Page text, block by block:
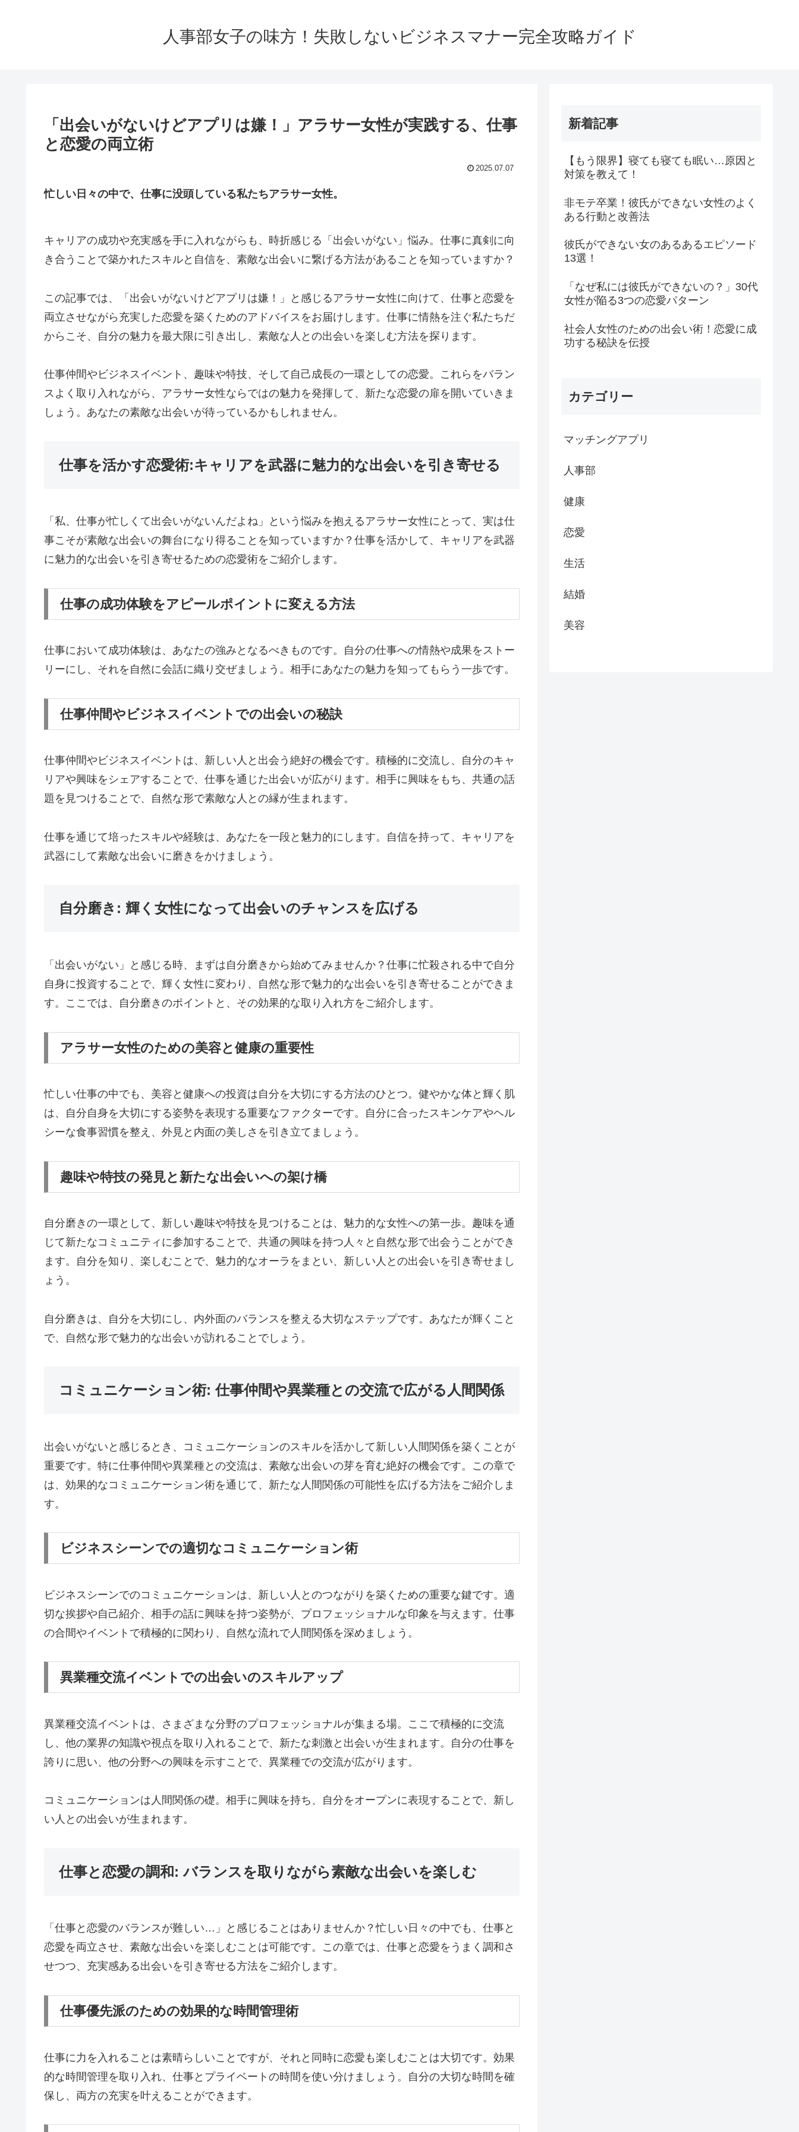
人事部女子の味方！失敗しないビジネスマナー完全攻略ガイド
「出会いがないけどアプリは嫌！」アラサー女性が実践する、仕事
と恋愛の両立術
2025.07.07
忙しい日々の中で、仕事に没頭している私たちアラサー女性。
キャリアの成功や充実感を手に入れながらも、時折感じる「出会いがない」悩み。仕事に真剣に向
き合うことで築かれたスキルと自信を、素敵な出会いに繋げる方法があることを知っていますか？
この記事では、「出会いがないけどアプリは嫌！」と感じるアラサー女性に向けて、仕事と恋愛を
両立させながら充実した恋愛を築くためのアドバイスをお届けします。仕事に情熱を注ぐ私たちだ
からこそ、自分の魅力を最大限に引き出し、素敵な人との出会いを楽しむ方法を探ります。
仕事仲間やビジネスイベント、趣味や特技、そして自己成長の一環としての恋愛。これらをバラン
スよく取り入れながら、アラサー女性ならではの魅力を発揮して、新たな恋愛の扉を開いていきま
しょう。あなたの素敵な出会いが待っているかもしれません。
仕事を活かす恋愛術:キャリアを武器に魅力的な出会いを引き寄せる
「私、仕事が忙しくて出会いがないんだよね」という悩みを抱えるアラサー女性にとって、実は仕
事こそが素敵な出会いの舞台になり得ることを知っていますか？仕事を活かして、キャリアを武器
に魅力的な出会いを引き寄せるための恋愛術をご紹介します。
仕事の成功体験をアピールポイントに変える方法
仕事において成功体験は、あなたの強みとなるべきものです。自分の仕事への情熱や成果をストー
リーにし、それを自然に会話に織り交ぜましょう。相手にあなたの魅力を知ってもらう一歩です。
仕事仲間やビジネスイベントでの出会いの秘訣
仕事仲間やビジネスイベントは、新しい人と出会う絶好の機会です。積極的に交流し、自分のキャ
リアや興味をシェアすることで、仕事を通じた出会いが広がります。相手に興味をもち、共通の話
題を見つけることで、自然な形で素敵な人との縁が生まれます。
仕事を通じて培ったスキルや経験は、あなたを一段と魅力的にします。自信を持って、キャリアを
武器にして素敵な出会いに磨きをかけましょう。
自分磨き: 輝く女性になって出会いのチャンスを広げる
「出会いがない」と感じる時、まずは自分磨きから始めてみませんか？仕事に忙殺される中で自分
自身に投資することで、輝く女性に変わり、自然な形で魅力的な出会いを引き寄せることができま
す。ここでは、自分磨きのポイントと、その効果的な取り入れ方をご紹介します。
アラサー女性のための美容と健康の重要性
忙しい仕事の中でも、美容と健康への投資は自分を大切にする方法のひとつ。健やかな体と輝く肌
は、自分自身を大切にする姿勢を表現する重要なファクターです。自分に合ったスキンケアやヘル
シーな食事習慣を整え、外見と内面の美しさを引き立てましょう。
趣味や特技の発見と新たな出会いへの架け橋
自分磨きの一環として、新しい趣味や特技を見つけることは、魅力的な女性への第一歩。趣味を通
じて新たなコミュニティに参加することで、共通の興味を持つ人々と自然な形で出会うことができ
ます。自分を知り、楽しむことで、魅力的なオーラをまとい、新しい人との出会いを引き寄せまし
ょう。
自分磨きは、自分を大切にし、内外面のバランスを整える大切なステップです。あなたが輝くこと
で、自然な形で魅力的な出会いが訪れることでしょう。
コミュニケーション術: 仕事仲間や異業種との交流で広がる人間関係
出会いがないと感じるとき、コミュニケーションのスキルを活かして新しい人間関係を築くことが
重要です。特に仕事仲間や異業種との交流は、素敵な出会いの芽を育む絶好の機会です。この章で
は、効果的なコミュニケーション術を通じて、新たな人間関係の可能性を広げる方法をご紹介しま
す。
ビジネスシーンでの適切なコミュニケーション術
ビジネスシーンでのコミュニケーションは、新しい人とのつながりを築くための重要な鍵です。適
切な挨拶や自己紹介、相手の話に興味を持つ姿勢が、プロフェッショナルな印象を与えます。仕事
の合間やイベントで積極的に関わり、自然な流れで人間関係を深めましょう。
異業種交流イベントでの出会いのスキルアップ
異業種交流イベントは、さまざまな分野のプロフェッショナルが集まる場。ここで積極的に交流
し、他の業界の知識や視点を取り入れることで、新たな刺激と出会いが生まれます。自分の仕事を
誇りに思い、他の分野への興味を示すことで、異業種での交流が広がります。
コミュニケーションは人間関係の礎。相手に興味を持ち、自分をオープンに表現することで、新し
い人との出会いが生まれます。
仕事と恋愛の調和: バランスを取りながら素敵な出会いを楽しむ
「仕事と恋愛のバランスが難しい…」と感じることはありませんか？忙しい日々の中でも、仕事と
恋愛を両立させ、素敵な出会いを楽しむことは可能です。この章では、仕事と恋愛をうまく調和さ
せつつ、充実感ある出会いを引き寄せる方法をご紹介します。
仕事優先派のための効果的な時間管理術
仕事に力を入れることは素晴らしいことですが、それと同時に恋愛も楽しむことは大切です。効果
的な時間管理を取り入れ、仕事とプライベートの時間を使い分けましょう。自分の大切な時間を確
保し、両方の充実を叶えることができます。
新着記事
【もう限界】寝ても寝ても眠い…原因と
対策を教えて！
非モテ卒業！彼氏ができない女性のよく
ある行動と改善法
彼氏ができない女のあるあるエピソード
13選！
「なぜ私には彼氏ができないの？」30代
女性が陥る3つの恋愛パターン
社会人女性のための出会い術！恋愛に成
功する秘訣を伝授
カテゴリー
マッチングアプリ
人事部
健康
恋愛
生活
結婚
美容